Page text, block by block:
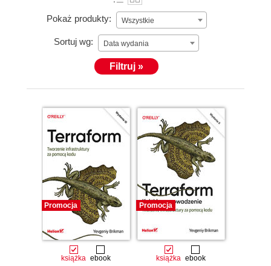
Pokaż produkty: Wszystkie
Sortuj wg: Data wydania
Filtruj »
Promocja
książka ebook
Promocja
książka ebook